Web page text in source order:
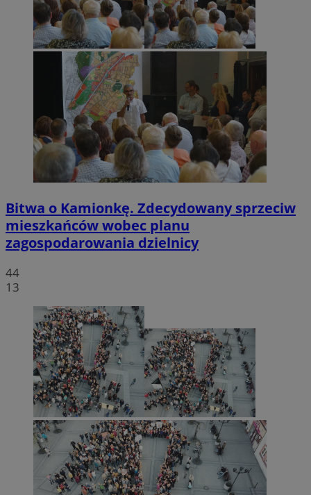
Bitwa o Kamionkę. Zdecydowany sprzeciw
mieszkańców wobec planu
zagospodarowania dzielnicy
44
13